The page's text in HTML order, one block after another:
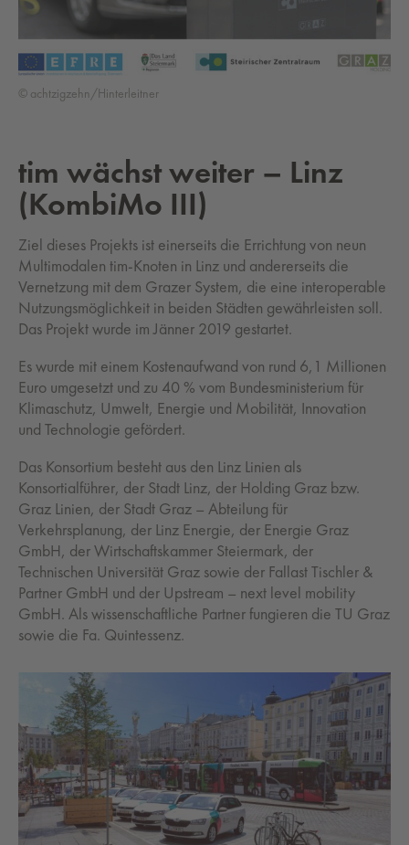
© achtzigzehn/Hinterleitner
tim wächst weiter – Linz
(KombiMo III)
Ziel dieses Projekts ist einerseits die Errichtung von neun
Multimodalen tim-Knoten in Linz und andererseits die
Vernetzung mit dem Grazer System, die eine interoperable
Nutzungsmöglichkeit in beiden Städten gewährleisten soll.
Das Projekt wurde im Jänner 2019 gestartet.
Es wurde mit einem Kostenaufwand von rund 6,1 Millionen
Euro umgesetzt und zu 40 % vom Bundesministerium für
Klimaschutz, Umwelt, Energie und Mobilität, Innovation
und Technologie gefördert.
Das Konsortium besteht aus den Linz Linien als
Konsortialführer, der Stadt Linz, der Holding Graz bzw.
Graz Linien, der Stadt Graz – Abteilung für
Verkehrsplanung, der Linz Energie, der Energie Graz
GmbH, der Wirtschaftskammer Steiermark, der
Technischen Universität Graz sowie der Fallast Tischler &
Partner GmbH und der Upstream – next level mobility
GmbH. Als wissenschaftliche Partner fungieren die TU Graz
sowie die Fa. Quintessenz.